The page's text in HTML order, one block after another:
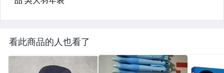
看此商品的人也看了